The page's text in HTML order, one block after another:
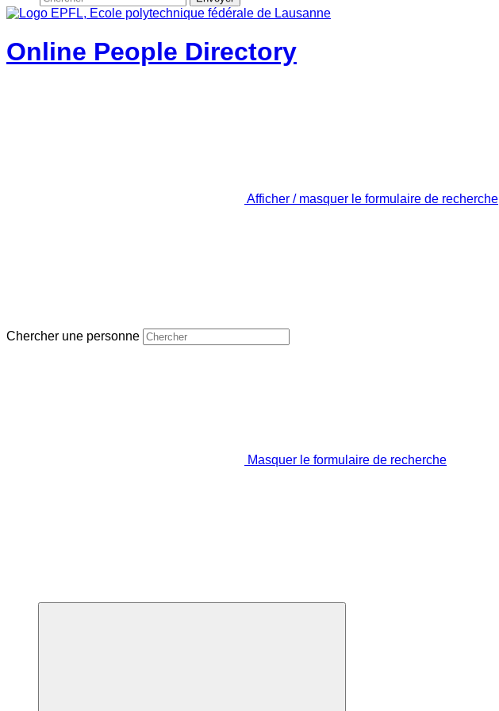
Online People Directory
Afficher / masquer le formulaire de recherche
Chercher une personne
Masquer le formulaire de recherche